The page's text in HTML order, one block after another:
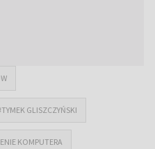
GLISZCZYŃSKI
KOMPUTERA